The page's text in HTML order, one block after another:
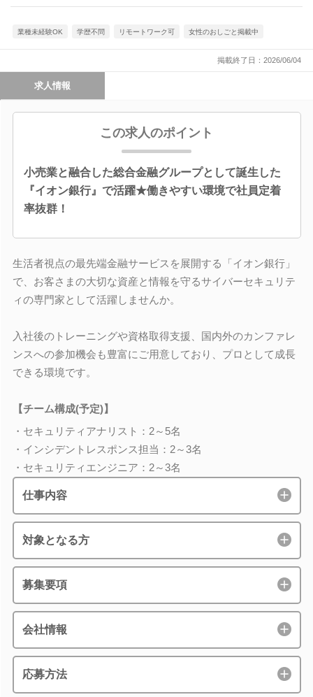
業種未経験OK 学歴不問 リモートワーク可 女性のおしごと掲載中
掲載終了日：2026/06/04
求人情報
この求人のポイント
小売業と融合した総合金融グループとして誕生した
『イオン銀行』で活躍★働きやすい環境で社員定着
率抜群！
生活者視点の最先端金融サービスを展開する「イオン銀行」
で、お客さまの大切な資産と情報を守るサイバーセキュリテ
ィの専門家として活躍しませんか。
入社後のトレーニングや資格取得支援、国内外のカンファレ
ンスへの参加機会も豊富にご用意しており、プロとして成長
できる環境です。
【チーム構成(予定)】
・セキュリティアナリスト：2～5名
・インシデントレスポンス担当：2～3名
・セキュリティエンジニア：2～3名
仕事内容
対象となる方
募集要項
会社情報
応募方法